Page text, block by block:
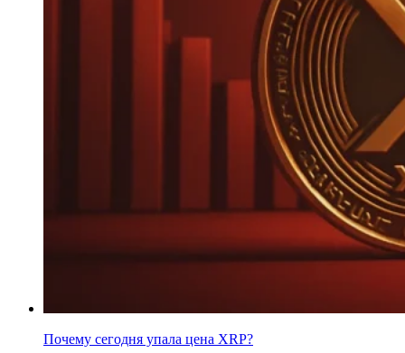
Почему сегодня упала цена XRP?